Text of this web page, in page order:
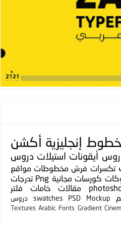
خطوط إنجليزية أكشن
أيقونات استيلات دروس
تكسرات فرش مخطوطات مواقع
كورسات مجانية Png تدرجات
مقالات خامات
فلتر
PSD Mockup
swatches
دروس
Gradient
Arabic Fonts
Textures